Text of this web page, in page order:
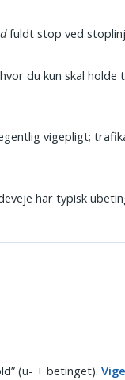
fuldt stop ved
du kun skal
vigepligt;
har typisk
(u- + betinget).